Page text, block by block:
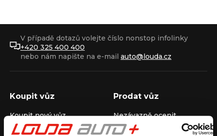
V případě dotazů volejte číslo nonstop infolinky
+420 325 400 400
nebo nám napište na e-mail auto@louda.cz
Koupit vůz
Koupit nový vůz
Koupit ojetý vůz
Prodat vůz
Nezávazně ocenit
Průběh výkupu vozu